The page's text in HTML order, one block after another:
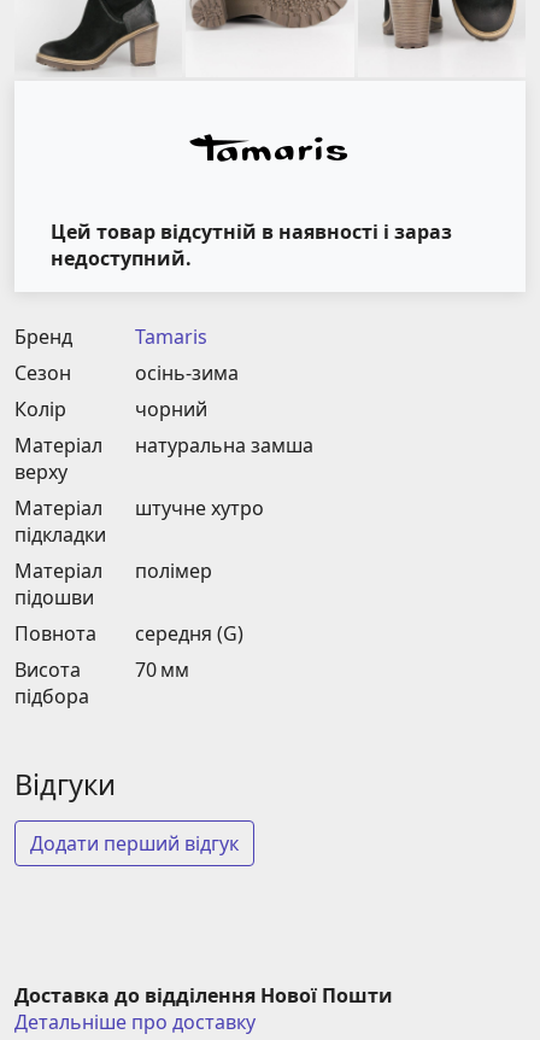
Цей товар відсутній в наявності і зараз
недоступний.
Бренд
Tamaris
Сезон
осінь-зима
Колір
чорний
Матеріал
верху
натуральна замша
Матеріал
підкладки
штучне хутро
Матеріал
підошви
полімер
Повнота
середня (G)
Висота
підбора
70 мм
Відгуки
Додати перший відгук
Доставка до відділення Нової Пошти
Детальніше про доставку